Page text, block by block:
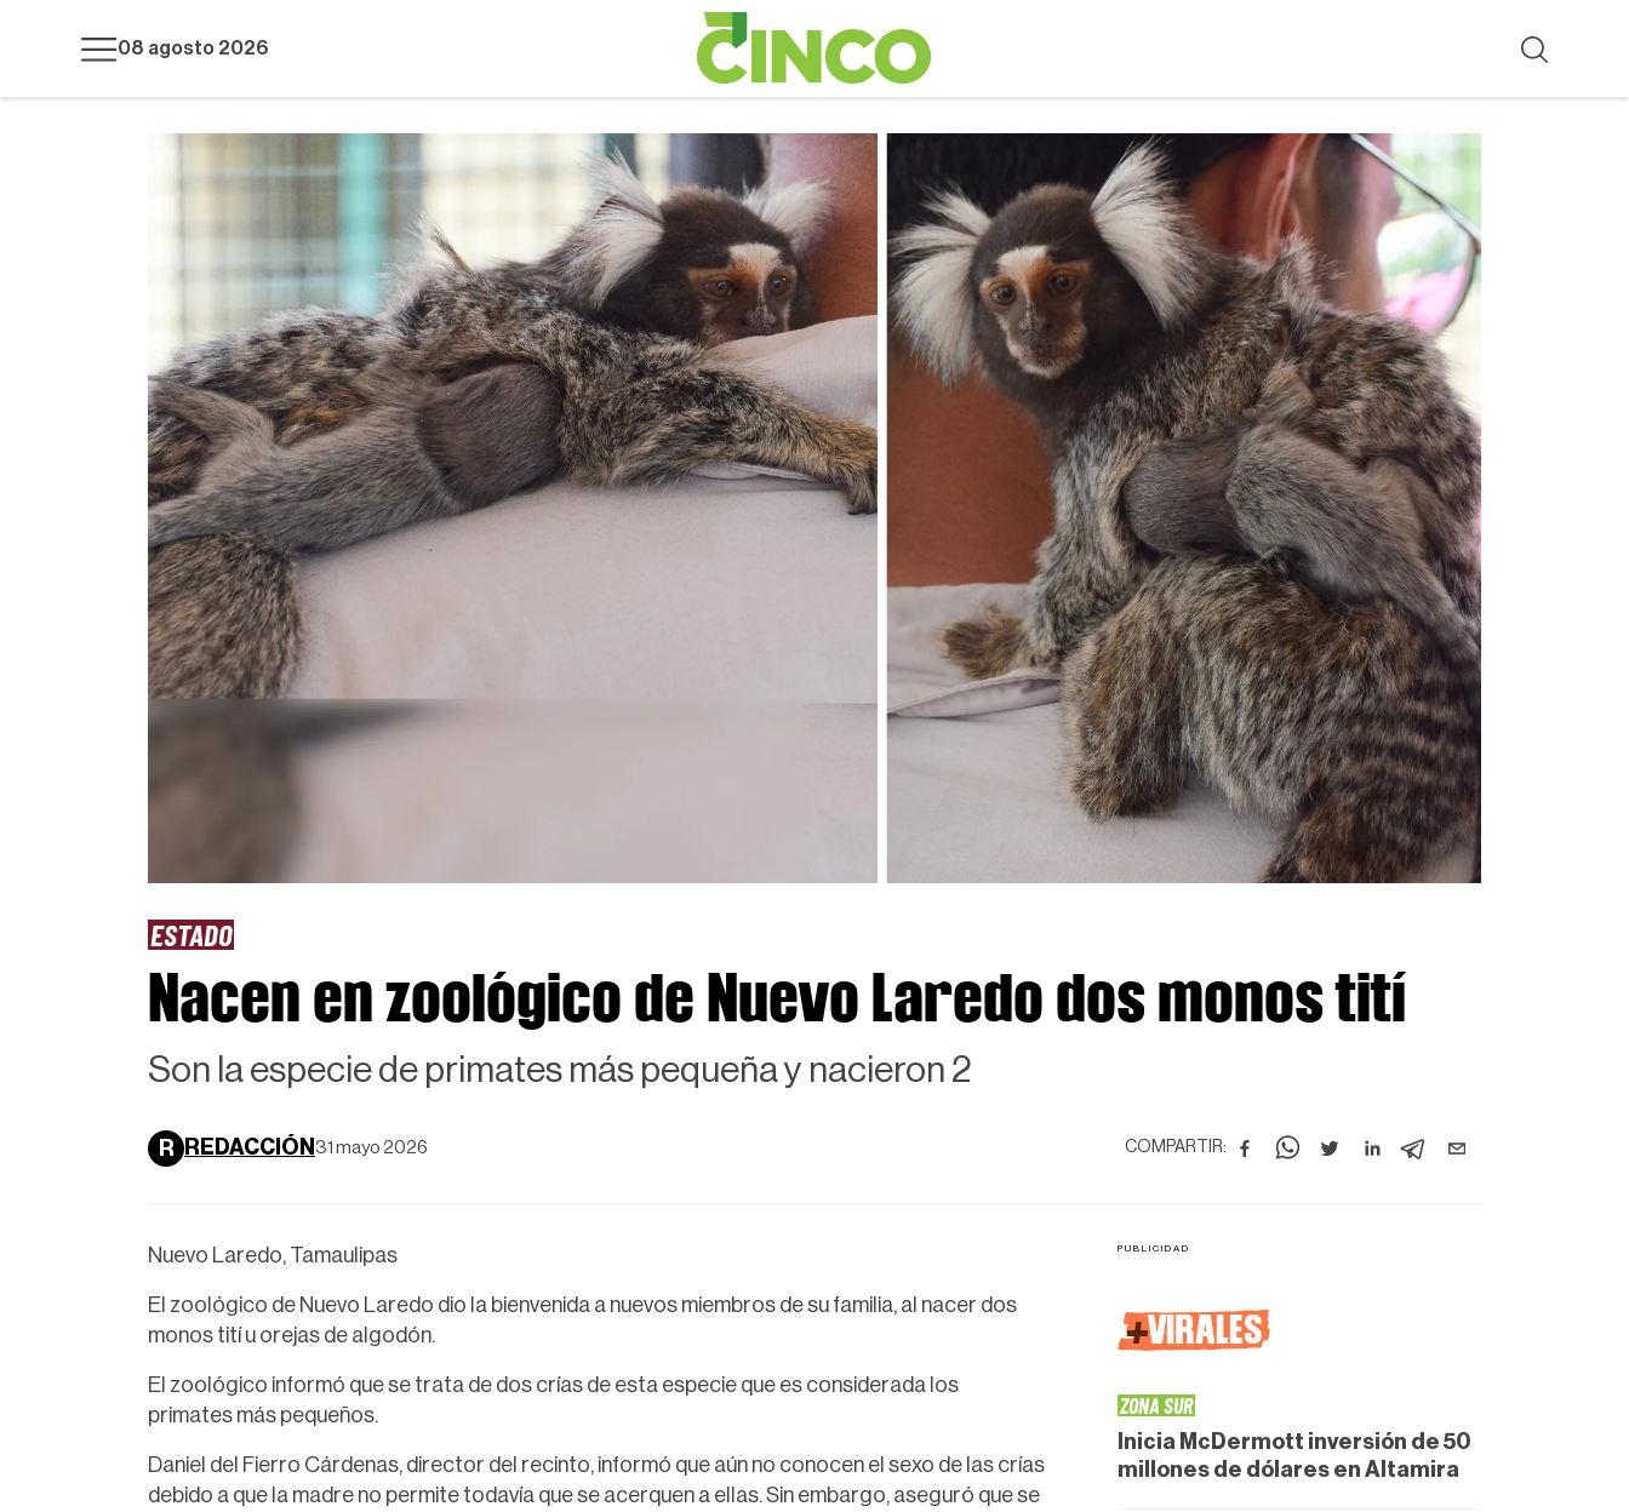
08 agosto 2026
ESTADO
Nacen en zoológico de Nuevo Laredo dos monos tití
Son la especie de primates más pequeña y nacieron 2
R REDACCIÓN 31 mayo 2026 COMPARTIR:
Nuevo Laredo, Tamaulipas
El zoológico de Nuevo Laredo dio la bienvenida a nuevos miembros de su familia, al nacer dos
monos tití u orejas de algodón.
El zoológico informó que se trata de dos crías de esta especie que es considerada los
primates más pequeños.
Daniel del Fierro Cárdenas, director del recinto, informó que aún no conocen el sexo de las crías
debido a que la madre no permite todavía que se acerquen a ellas. Sin embargo, aseguró que se
+VIRALES
ZONA SUR
Inicia McDermott inversión de 50
millones de dólares en Altamira